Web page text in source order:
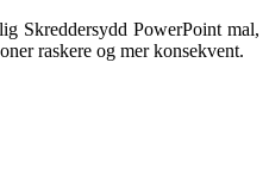
Skreddersydd PowerPoint mal,
raskere og mer konsekvent.